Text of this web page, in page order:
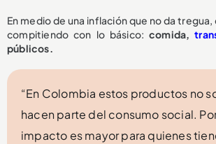
En medio de una inflación que no da
compitiendo con lo básico: comida,
públicos.
“En Colombia estos productos no
hacen parte del consumo social.
impacto es mayor para quienes